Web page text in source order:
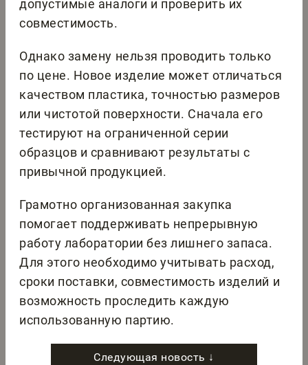
допустимые аналоги и проверить их
совместимость.
Однако замену нельзя проводить только
по цене. Новое изделие может отличаться
качеством пластика, точностью размеров
или чистотой поверхности. Сначала его
тестируют на ограниченной серии
образцов и сравнивают результаты с
привычной продукцией.
Грамотно организованная закупка
помогает поддерживать непрерывную
работу лаборатории без лишнего запаса.
Для этого необходимо учитывать расход,
сроки поставки, совместимость изделий и
возможность проследить каждую
использованную партию.
Следующая новость ↓